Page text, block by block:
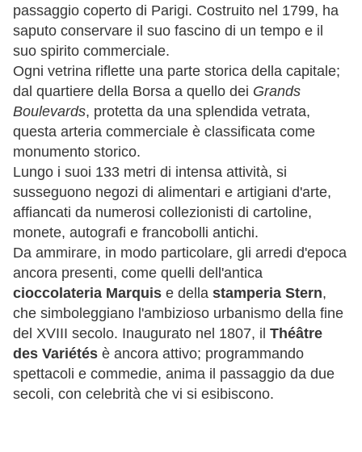
passaggio coperto di Parigi. Costruito nel 1799, ha
saputo conservare il suo fascino di un tempo e il
suo spirito commerciale.
Ogni vetrina riflette una parte storica della capitale;
dal quartiere della Borsa a quello dei Grands
Boulevards, protetta da una splendida vetrata,
questa arteria commerciale è classificata come
monumento storico.
Lungo i suoi 133 metri di intensa attività, si
susseguono negozi di alimentari e artigiani d'arte,
affiancati da numerosi collezionisti di cartoline,
monete, autografi e francobolli antichi.
Da ammirare, in modo particolare, gli arredi d'epoca
ancora presenti, come quelli dell'antica
cioccolateria Marquis e della stamperia Stern,
che simboleggiano l'ambizioso urbanismo della fine
del XVIII secolo. Inaugurato nel 1807, il Théâtre
des Variétés è ancora attivo; programmando
spettacoli e commedie, anima il passaggio da due
secoli, con celebrità che vi si esibiscono.